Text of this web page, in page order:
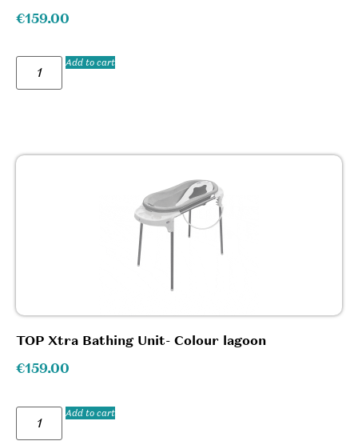
€159.00
Add to cart
TOP Xtra Bathing Unit- Colour lagoon
€159.00
Add to cart